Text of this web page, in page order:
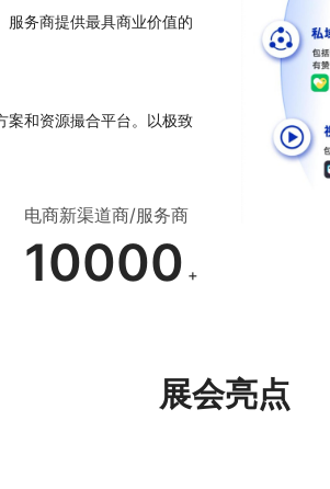
服务商提供最具商业价值的
案和资源撮合平台。以极致
电商新渠道商/服务商
10000 +
展会亮点